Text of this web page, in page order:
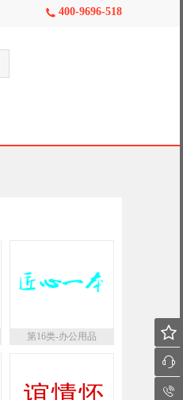
 400-9696-518
第16类-办公用品


